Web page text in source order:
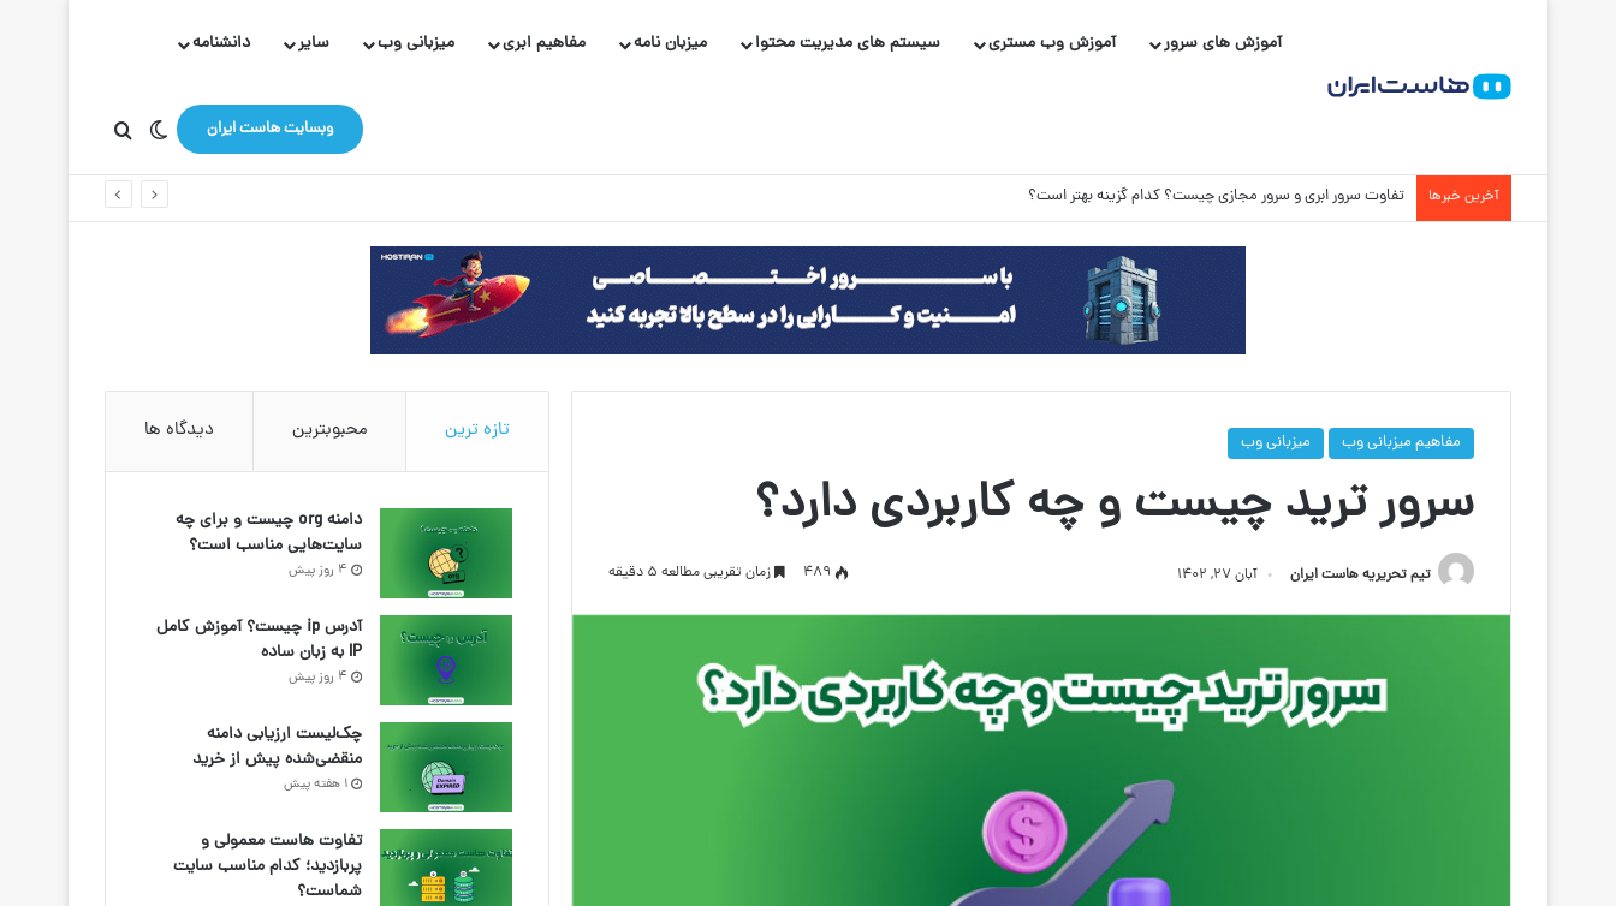
آموزش های سرور آموزش وب مستری سیستم های مدیریت محتوا میزبان نامه مفاهیم ابری میزبانی وب سایر دانشنامه
وبسایت هاست ایران تغییر پوسته
آخرین خبرها دامنه org چیست و برای چه سایت‌هایی مناسب است؟
مفاهیم میزبانی وب میزبانی وب
سرور ترید چیست و چه کاربردی دارد؟
تیم تحریریه هاست ایران آبان ۲۷, ۱۴۰۲ 489 زمان تقریبی مطالعه 5 دقیقه
تازه ترین محبوبترین دیدگاه ها
دامنه org چیست و برای چه
سایت‌هایی مناسب است؟
4 روز پیش
آدرس ip چیست؟ آموزش کامل
IP به زبان ساده
4 روز پیش
چک‌لیست ارزیابی دامنه
منقضی‌شده پیش از خرید
1 هفته پیش
تفاوت هاست معمولی و
پربازدید؛ کدام مناسب سایت
شماست؟